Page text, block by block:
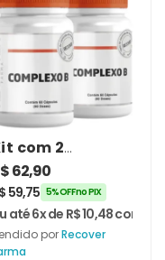
com 2
de
B 60
–
Farma
62,90
59,75 5% OFF no PIX
até 6x de R$10,48com
porRecover